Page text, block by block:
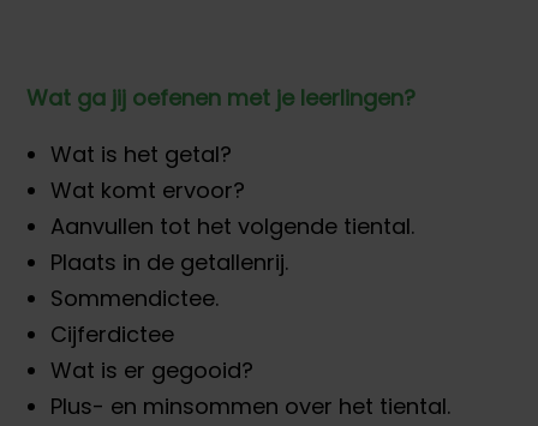
Wat ga jij oefenen met je leerlingen?
Wat is het getal?
Wat komt ervoor?
Aanvullen tot het volgende tiental.
Plaats in de getallenrij.
Sommendictee.
Cijferdictee
Wat is er gegooid?
Plus- en minsommen over het tiental.